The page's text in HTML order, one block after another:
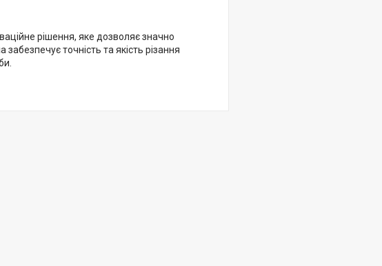
рішення, яке дозволяє значно
точність та якість різання